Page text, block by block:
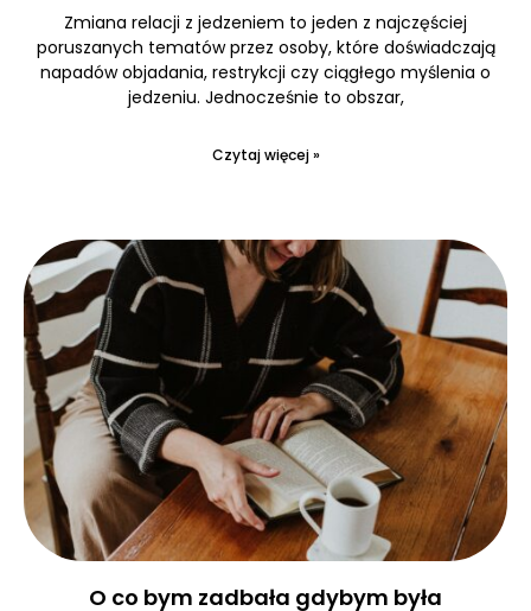
Zmiana relacji z jedzeniem to jeden z najczęściej
poruszanych tematów przez osoby, które doświadczają
napadów objadania, restrykcji czy ciągłego myślenia o
jedzeniu. Jednocześnie to obszar,
Czytaj więcej »
O co bym zadbała gdybym była